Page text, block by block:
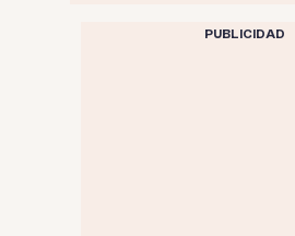
PUBLICIDAD